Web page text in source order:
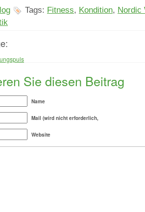
Tags: Fitness, Kondition, Nordic
Sie diesen Beitrag
Name
Mail (wird nicht erforderlich,
Website